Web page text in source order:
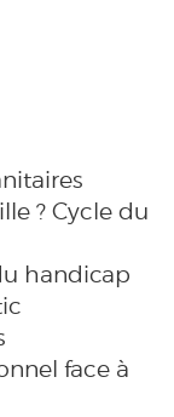
? Cycle du
handicap
face à